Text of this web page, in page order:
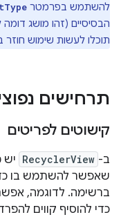
להשתמש בפרמטר
הבסיסיים (זהו מושג דומה
תוכלו לעשות שימוש חוזר
תרחישים
קישוטים לפריטים
ב- RecyclerView יש
שאפשר להשתמש בו כדי
ברשימה. לדוגמה,
כדי להוסיף קווים